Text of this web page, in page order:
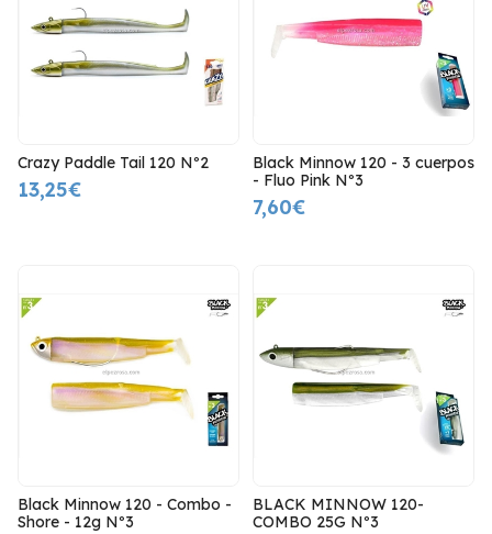
Crazy Paddle Tail 120 Nº2
13,25€
Black Minnow 120 - 3 cuerpos
- Fluo Pink Nº3
7,60€
Black Minnow 120 - Combo -
Shore - 12g Nº3
BLACK MINNOW 120-
COMBO 25G Nº3